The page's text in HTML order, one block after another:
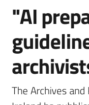
Polo
archivistico
Archivio
storico
Conservazione
Salta al contenuto
"AI
The Archives